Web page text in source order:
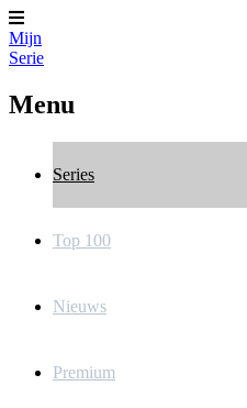
Mijn
Serie
Menu
Series
Top 100
Nieuws
Premium